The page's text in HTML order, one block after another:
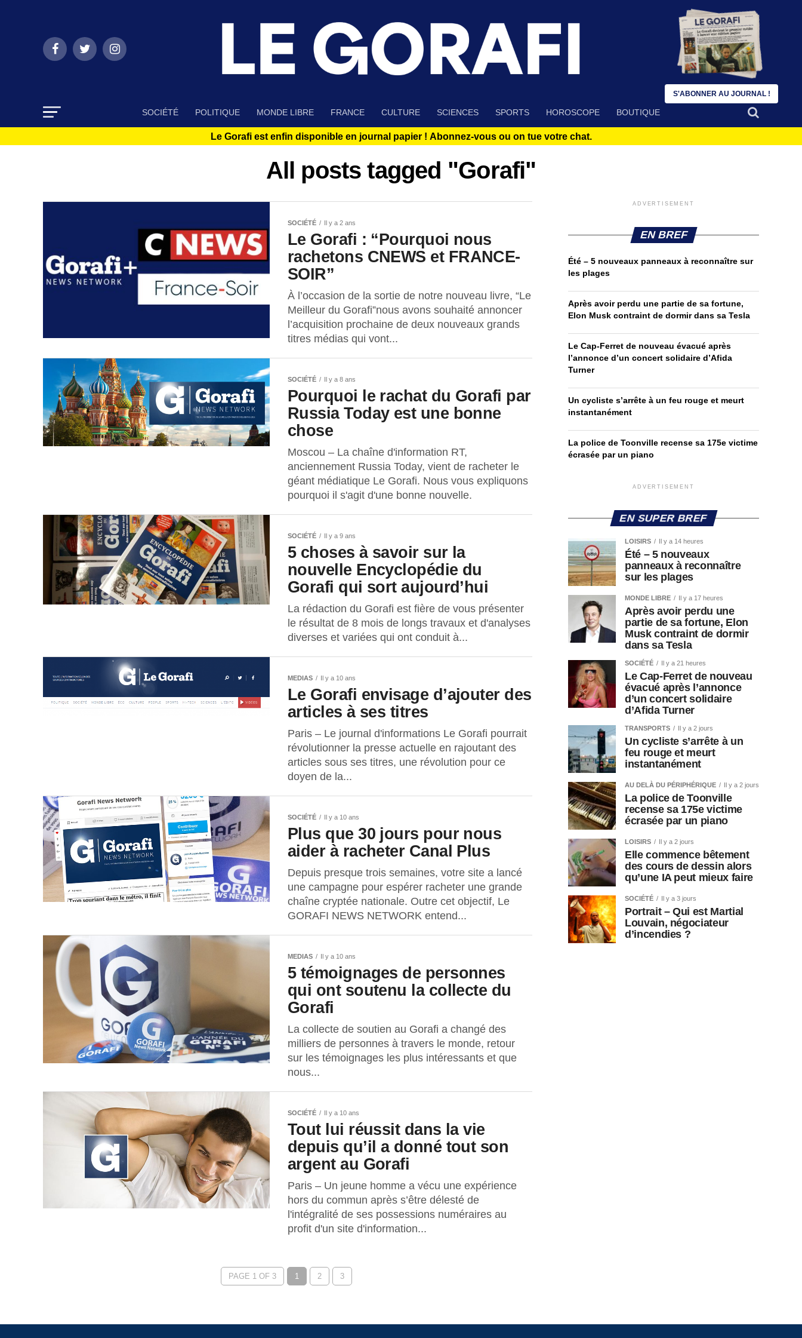
SOCIÉTÉ POLITIQUE MONDE LIBRE FRANCE CULTURE SCIENCES SPORTS HOROSCOPE BOUTIQUE
Le Gorafi est enfin disponible en journal papier ! Abonnez-vous ou on tue votre chat.
All posts tagged "Gorafi"
SOCIÉTÉ Il y a 2 ans
Le Gorafi : “Pourquoi nous
rachetons CNEWS et FRANCE-
SOIR”
À l’occasion de la sortie de notre nouveau livre, “Le
Meilleur du Gorafi”nous avons souhaité annoncer
l’acquisition prochaine de deux nouveaux grands
titres médias qui vont...
SOCIÉTÉ Il y a 8 ans
Pourquoi le rachat du Gorafi par
Russia Today est une bonne
chose
Moscou – La chaîne d'information RT,
anciennement Russia Today, vient de racheter le
géant médiatique Le Gorafi. Nous vous expliquons
pourquoi il s'agit d'une bonne nouvelle.
SOCIÉTÉ Il y a 9 ans
5 choses à savoir sur la
nouvelle Encyclopédie du
Gorafi qui sort aujourd’hui
La rédaction du Gorafi est fière de vous présenter
le résultat de 8 mois de longs travaux et d'analyses
diverses et variées qui ont conduit à...
MEDIAS Il y a 10 ans
Le Gorafi envisage d’ajouter des
articles à ses titres
Paris – Le journal d'informations Le Gorafi pourrait
révolutionner la presse actuelle en rajoutant des
articles sous ses titres, une révolution pour ce
doyen de la...
SOCIÉTÉ Il y a 10 ans
Plus que 30 jours pour nous
aider à racheter Canal Plus
Depuis presque trois semaines, votre site a lancé
une campagne pour espérer racheter une grande
chaîne cryptée nationale. Outre cet objectif, Le
GORAFI NEWS NETWORK entend...
MEDIAS Il y a 10 ans
5 témoignages de personnes
qui ont soutenu la collecte du
Gorafi
La collecte de soutien au Gorafi a changé des
milliers de personnes à travers le monde, retour
sur les témoignages les plus intéressants et que
nous...
SOCIÉTÉ Il y a 10 ans
Tout lui réussit dans la vie
depuis qu’il a donné tout son
argent au Gorafi
Paris – Un jeune homme a vécu une expérience
hors du commun après s’être délesté de
l'intégralité de ses possessions numéraires au
profit d'un site d'information...
PAGE 1 OF 3 1 2 3
ADVERTISEMENT
EN BREF
Été – 5 nouveaux panneaux à reconnaître sur
les plages
Après avoir perdu une partie de sa fortune,
Elon Musk contraint de dormir dans sa Tesla
Le Cap-Ferret de nouveau évacué après
l’annonce d’un concert solidaire d’Afida
Turner
Un cycliste s’arrête à un feu rouge et meurt
instantanément
La police de Toonville recense sa 175e victime
écrasée par un piano
ADVERTISEMENT
EN SUPER BREF
LOISIRS Il y a 14 heures
Été – 5 nouveaux
panneaux à reconnaître
sur les plages
MONDE LIBRE Il y a 17 heures
Après avoir perdu une
partie de sa fortune, Elon
Musk contraint de dormir
dans sa Tesla
SOCIÉTÉ Il y a 21 heures
Le Cap-Ferret de nouveau
évacué après l’annonce
d’un concert solidaire
d’Afida Turner
TRANSPORTS Il y a 2 jours
Un cycliste s’arrête à un
feu rouge et meurt
instantanément
AU DELÀ DU PÉRIPHÉRIQUE Il y a 2 jours
La police de Toonville
recense sa 175e victime
écrasée par un piano
LOISIRS Il y a 2 jours
Elle commence bêtement
des cours de dessin alors
qu’une IA peut mieux faire
SOCIÉTÉ Il y a 3 jours
Portrait – Qui est Martial
Louvain, négociateur
d’incendies ?
S'ABONNER AU JOURNAL !